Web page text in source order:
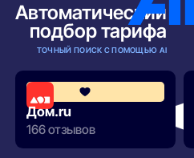
Автоматический
подбор тарифа
ТОЧНЫЙ ПОИСК С ПОМОЩЬЮ AI
Дом.ru
166 отзывов